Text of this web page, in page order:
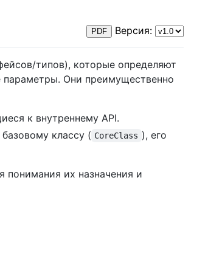
PDF Версия:
типов), которые определяют
Они преимущественно
к внутреннему API.
классу ( CoreClass ), его
их назначения и